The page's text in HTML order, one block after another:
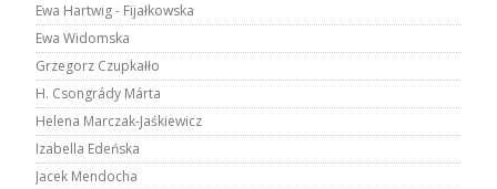
Ewa Hartwig - Fijałkowska
Ewa Widomska
Grzegorz Czupkałło
H. Csongrády Márta
Helena Marczak-Jaśkiewicz
Izabella Edeńska
Jacek Mendocha